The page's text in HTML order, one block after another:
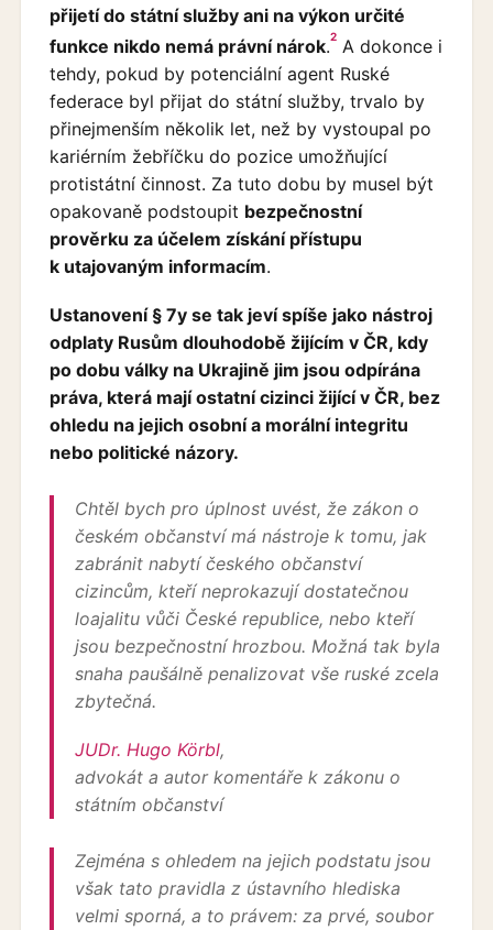
přijetí do státní služby ani na výkon určité
funkce nikdo nemá právní nárok.2A dokonce i
tehdy, pokud by potenciální agent Ruské
federace byl přijat do státní služby, trvalo by
přinejmenším několik let, než by vystoupal po
kariérním žebříčku do pozice umožňující
protistátní činnost. Za tuto dobu by musel být
opakovaně podstoupit bezpečnostní
prověrku za účelem získání přístupu
k utajovaným informacím.
Ustanovení § 7y se tak jeví spíše jako nástroj
odplaty Rusům dlouhodobě žijícím v ČR, kdy
po dobu války na Ukrajině jim jsou odpírána
práva, která mají ostatní cizinci žijící v ČR, bez
ohledu na jejich osobní a morální integritu
nebo politické názory.
Chtěl bych pro úplnost uvést, že zákon o
českém občanství má nástroje k tomu, jak
zabránit nabytí českého občanství
cizincům, kteří neprokazují dostatečnou
loajalitu vůči České republice, nebo kteří
jsou bezpečnostní hrozbou. Možná tak byla
snaha paušálně penalizovat vše ruské zcela
zbytečná.
JUDr. Hugo Körbl,
advokát a autor komentáře k zákonu o
státním občanství
Zejména s ohledem na jejich podstatu jsou
však tato pravidla z ústavního hlediska
velmi sporná, a to právem: za prvé, soubor